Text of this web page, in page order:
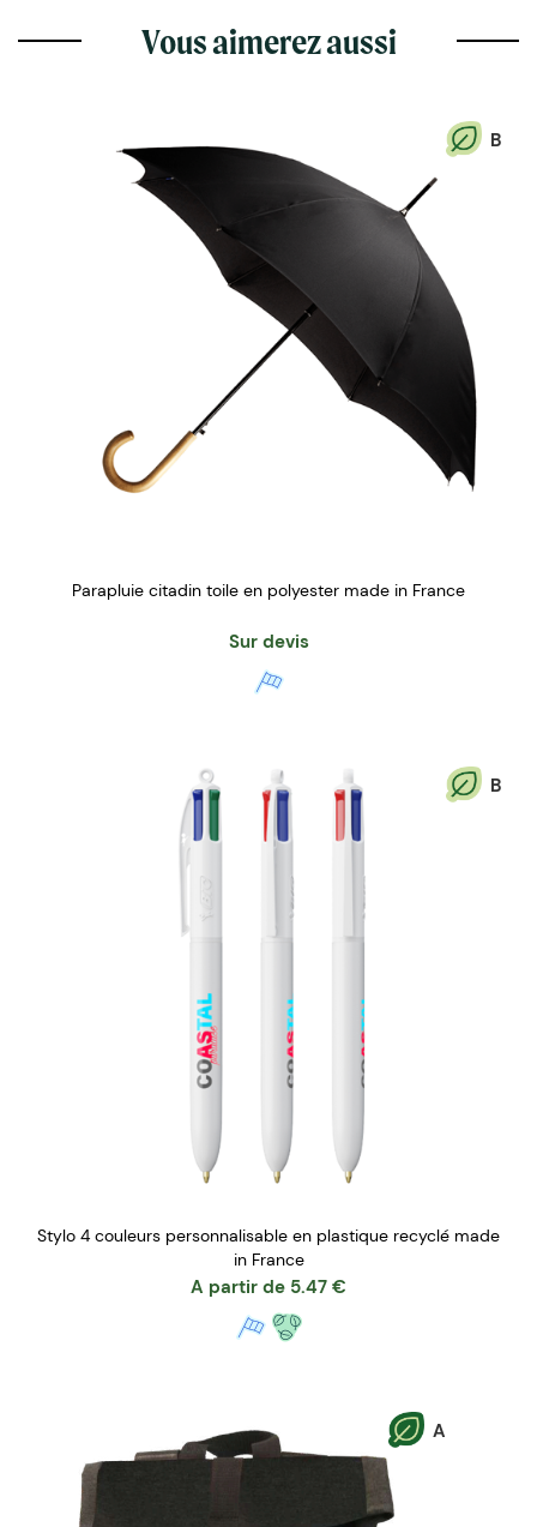
Vous aimerez aussi
B
Parapluie citadin toile en polyester made in France
Sur devis
B
Stylo 4 couleurs personnalisable en plastique recyclé made
in France
A partir de 5.47 €
A